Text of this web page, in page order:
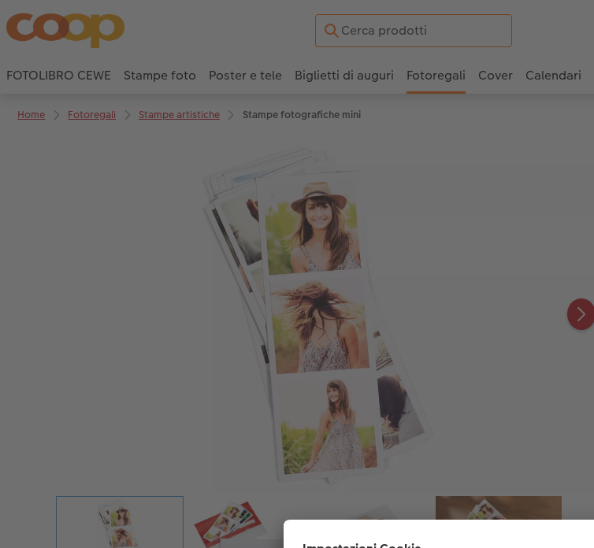
FOTOLIBRO CEWE Stampe foto Poster e tele Biglietti di auguri Fotoregali Cover Calendari
Home Fotoregali Stampe artistiche Stampe fotografiche mini